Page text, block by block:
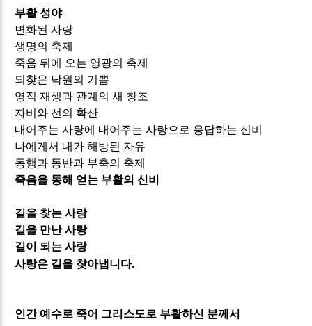
부활 성야
변화된 사랑
생명의 축제
죽음 뒤에 오는 영광의 축제
되찾은 낙원의 기쁨
영적 재생과 관계의 새 창조
자비와 선의 확산
내어주는 사랑에 내어주는 사랑으로 응답하는 신비
나에게서 내가 해방된 자유
동행과 동반과 부축의 축제
죽음을 통해 얻는 부활의 신비
길을 찾는 사랑
길을 만난 사랑
길이 되는 사랑
사랑은 길을 찾아냅니다.
인간 예수로 죽어 그리스도로 부활하신 분께서